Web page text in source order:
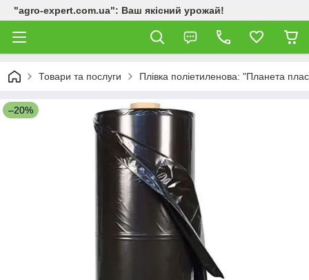
"agro-expert.com.ua": Ваш якісний урожай!
Товари та послуги Плівка поліетиленова: "Планета
–20%